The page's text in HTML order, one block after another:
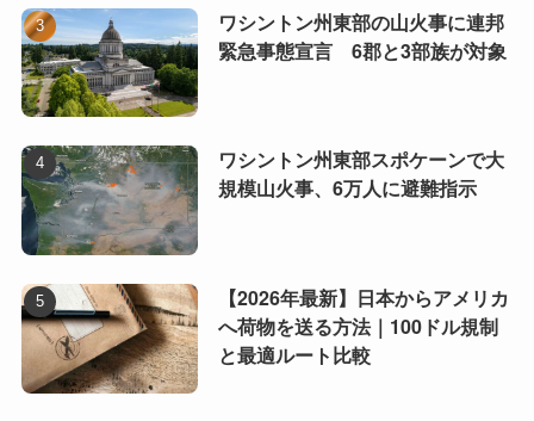
ワシントン州東部の山火事に連邦
緊急事態宣言 6郡と3部族が対象
ワシントン州東部スポケーンで大
規模山火事、6万人に避難指示
【2026年最新】日本からアメリカ
へ荷物を送る方法｜100ドル規制
と最適ルート比較